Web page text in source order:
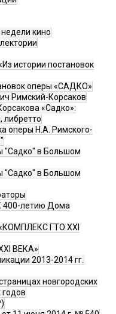
кино
истории постановок
оперы «САДКО»
Римский-Корсаков
«Садко»:
либретто
оперы Н.А. Римского-
"Садко" в Большом
"Садко" в Большом
400-летию Дома
ГТО XXI
ВЕКА»
2013-2014 гг.
новгородских
годов